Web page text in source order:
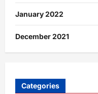
January 2022
December 2021
Categories